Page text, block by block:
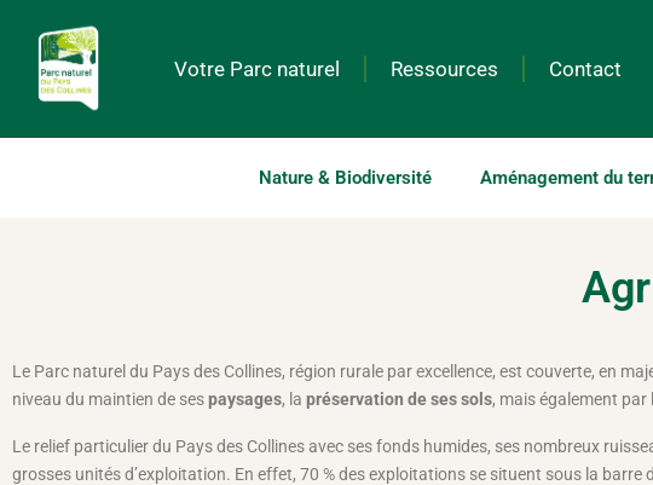
Votre Parc naturel Ressources Contact
Nature & Biodiversité Aménagement du
Le Parc naturel du Pays des Collines, région rurale par excellence, est couverte, en
niveau du maintien de sespaysages, la préservation de ses sols, mais également par
Le relief particulier du Pays des Collines avec ses fonds humides, ses nombreux
grosses unités d’exploitation. En effet, 70 % des exploitations se situent sous la